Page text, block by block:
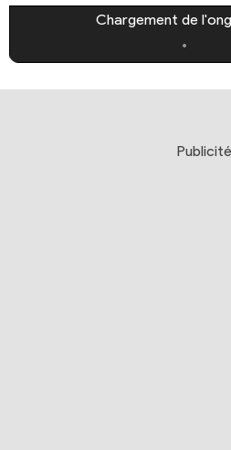
Chargement de
Publicité